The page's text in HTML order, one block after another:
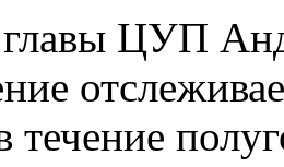
ЦУП
течение